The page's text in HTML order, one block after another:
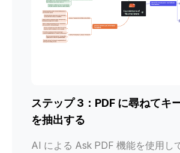
ステップ 3：PDF に尋ねてキ
を抽出する
AI による Ask PDF 機能を使用し